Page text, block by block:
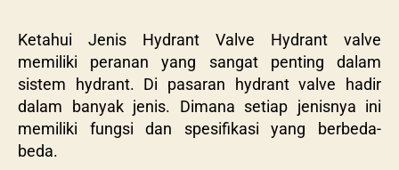
Ketahui Jenis Hydrant Valve Hydrant valve
memiliki peranan yang sangat penting dalam
sistem hydrant. Di pasaran hydrant valve hadir
dalam banyak jenis. Dimana setiap jenisnya ini
memiliki fungsi dan spesifikasi yang berbeda-
beda.